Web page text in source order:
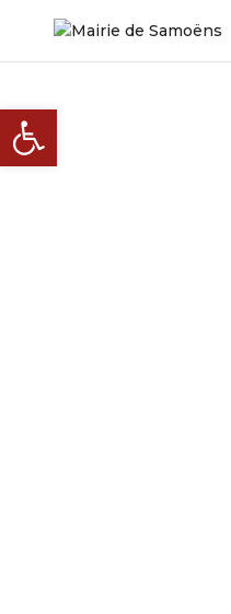
Ouvrir la barre d’outils